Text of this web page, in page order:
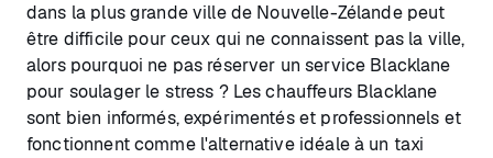
dans la plus grande ville de Nouvelle-Zélande peut
être difficile pour ceux qui ne connaissent pas la ville,
alors pourquoi ne pas réserver un service Blacklane
pour soulager le stress ? Les chauffeurs Blacklane
sont bien informés, expérimentés et professionnels et
fonctionnent comme l'alternative idéale à un taxi